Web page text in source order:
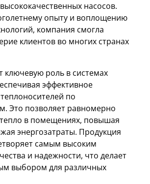
насосов.
опыту и воплощению
компания смогла
клиентов во многих странах
ключевую роль в системах
эффективное
по
Это позволяет равномерно
в помещениях, повышая
энергозатраты. Продукция
самым высоким
и надежности, что делает
выбором для различных